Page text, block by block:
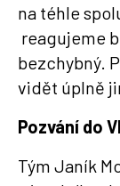
na téhle
reagujeme
bezchybný.
vidět úplně
Pozvání do
Tým Janík